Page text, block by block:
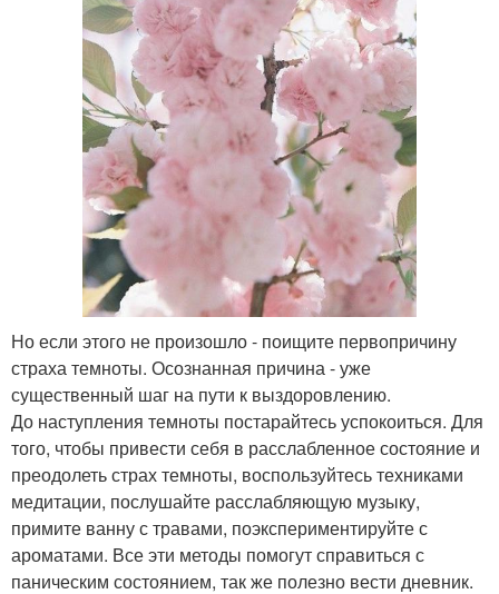
Но если этого не произошло - поищите первопричину
страха темноты. Осознанная причина - уже
существенный шаг на пути к выздоровлению.
До наступления темноты постарайтесь успокоиться. Для
того, чтобы привести себя в расслабленное состояние и
преодолеть страх темноты, воспользуйтесь техниками
медитации, послушайте расслабляющую музыку,
примите ванну с травами, поэкспериментируйте с
ароматами. Все эти методы помогут справиться с
паническим состоянием, так же полезно вести дневник.